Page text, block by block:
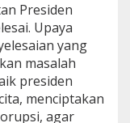
Presiden
Upaya
yang
masalah
presiden
menciptakan
agar